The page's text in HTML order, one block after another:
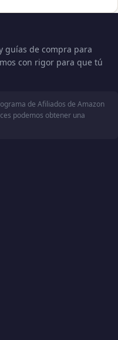
guías de compra para
con rigor para que tú
de Afiliados de Amazon
podemos obtener una